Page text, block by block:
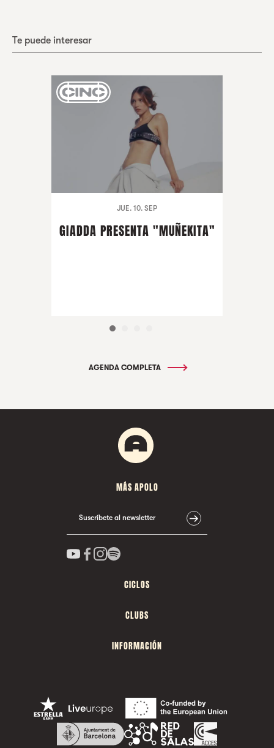
Te puede interesar
JUE. 10. SEP
GIADDA PRESENTA "MUÑEKITA"
AGENDA COMPLETA
MÁS APOLO
Suscríbete al newsletter
CICLOS
CLUBS
INFORMACIÓN